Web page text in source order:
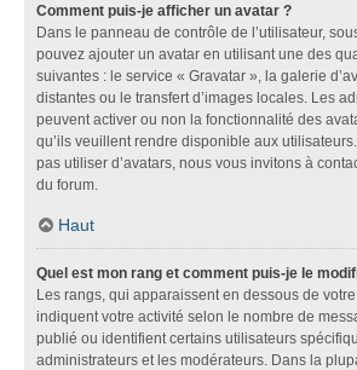
Comment puis-je afficher un avatar ?
Dans le panneau de contrôle de l’utilisateur,
pouvez ajouter un avatar en utilisant une des
suivantes : le service « Gravatar », la galerie
distantes ou le transfert d’images locales. Les
peuvent activer ou non la fonctionnalité des
qu’ils veuillent rendre disponible aux
pas utiliser d’avatars, nous vous invitons à
du forum.
Haut
Quel est mon rang et comment puis-je le
Les rangs, qui apparaissent en dessous de votre
indiquent votre activité selon le nombre de
publié ou identifient certains utilisateurs
administrateurs et les modérateurs. Dans la